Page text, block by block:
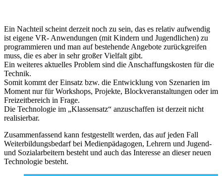
Ein Nachteil scheint derzeit noch zu sein, das es relativ aufwendig
ist eigene VR- Anwendungen (mit Kindern und Jugendlichen) zu
programmieren und man auf bestehende Angebote zurückgreifen
muss, die es aber in sehr großer Vielfalt gibt.
Ein weiteres aktuelles Problem sind die Anschaffungskosten für die
Technik.
Somit kommt der Einsatz bzw. die Entwicklung von Szenarien im
Moment nur für Workshops, Projekte, Blockveranstaltungen oder im
Freizeitbereich in Frage.
Die Technologie im „Klassensatz“ anzuschaffen ist derzeit nicht
realisierbar.
Zusammenfassend kann festgestellt werden, das auf jeden Fall
Weiterbildungsbedarf bei Medienpädagogen, Lehrern und Jugend-
und Sozialarbeitern besteht und auch das Interesse an dieser neuen
Technologie besteht.